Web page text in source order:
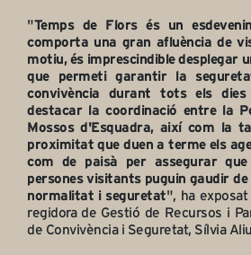
"Temps de Flors és un
comporta una gran afluència de
motiu, és imprescindible desplegar
que permeti garantir la
convivència durant tots els
destacar la coordinació entre la
Mossos d'Esquadra, així com la
proximitat que duen a terme els
com de paisà per assegurar
persones visitants puguin gaudir de
normalitat i seguretat", ha
regidora de Gestió de Recursos i
de Convivència i Seguretat, Sílvia